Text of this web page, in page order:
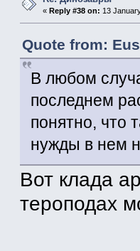
«Reply #38 on: 13
Quote from:
В любом
последнем
понятно, что
нужды в нем
Вот клада
тероподах